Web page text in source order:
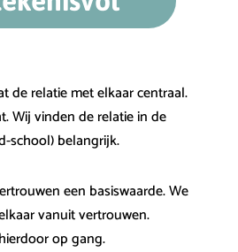
de relatie met elkaar centraal.
Wij vinden de relatie in de
school) belangrijk.
een basiswaarde. We
vanuit vertrouwen.
op gang.